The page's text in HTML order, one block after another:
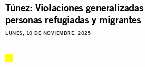
Túnez: Violaciones
personas refugiadas y migrantes
LUNES, 10 DE NOVIEMBRE, 2025